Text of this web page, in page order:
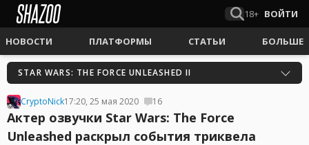
18+ ВОЙТИ
НОВОСТИ ПЛАТФОРМЫ СТАТЬИ БОЛЬШЕ
STAR WARS: THE FORCE UNLEASHED II
CryptoNick17:20, 25 мая 2020 16
Актер озвучки Star Wars: The Force
Unleashed раскрыл события триквела